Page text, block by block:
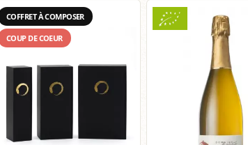
COFFRET À COMPOSER
COUP DE COEUR